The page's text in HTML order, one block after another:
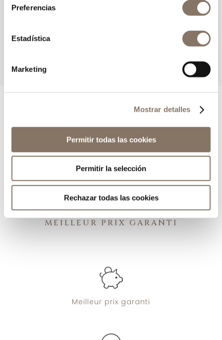
Preferencias
Estadística
Marketing
Mostrar detalles
Permitir todas las cookies
Permitir la selección
Rechazar todas las cookies
Réservez
directement sur
notre site
MEILLEUR PRIX GARANTI
Meilleur prix garanti